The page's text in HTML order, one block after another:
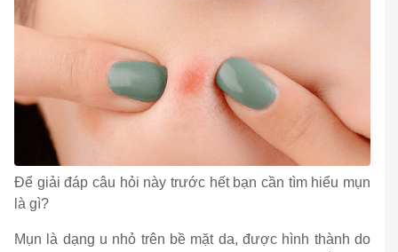
Để giải đáp câu hỏi này trước hết bạn cần tìm hiểu mụn
là gì?
Mụn là dạng u nhỏ trên bề mặt da, được hình thành do